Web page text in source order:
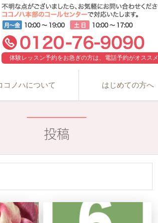
体験レッスン予約をお急ぎの方は、電話予約がオススメ
コノハについて はじめての方へ
投稿